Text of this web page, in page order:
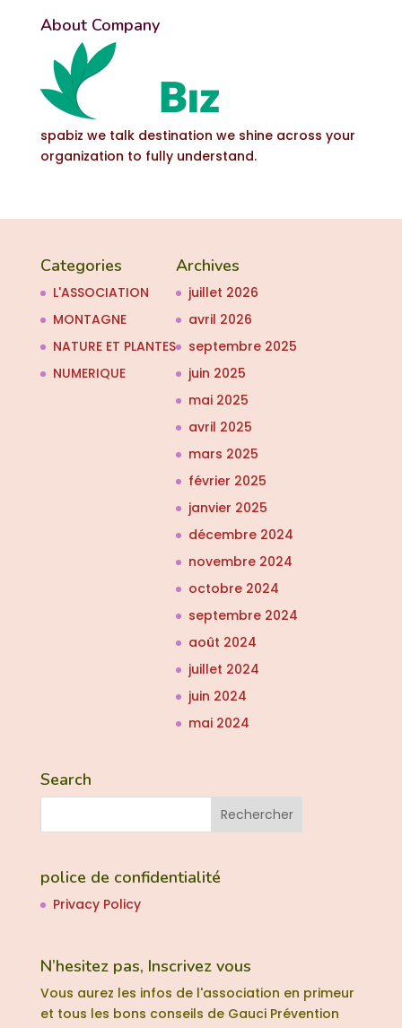
About Company
spabiz we talk destination we shine across your
organization to fully understand.
Categories
L'ASSOCIATION
MONTAGNE
NATURE ET PLANTES
NUMERIQUE
Archives
juillet 2026
avril 2026
septembre 2025
juin 2025
mai 2025
avril 2025
mars 2025
février 2025
janvier 2025
décembre 2024
novembre 2024
octobre 2024
septembre 2024
août 2024
juillet 2024
juin 2024
mai 2024
Search
police de confidentialité
Privacy Policy
N’hesitez pas, Inscrivez vous
Vous aurez les infos de l'association en primeur
et tous les bons conseils de Gauci Prévention